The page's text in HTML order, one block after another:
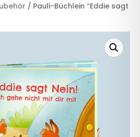
/ Pauli-Büchlein “Eddie sagt